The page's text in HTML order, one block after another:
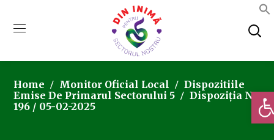
Home Monitor Oficial Local
Dispozitiile
Emise De Primarul Sectorului 5
Dispoziția Nr.
196 / 05-02-2025